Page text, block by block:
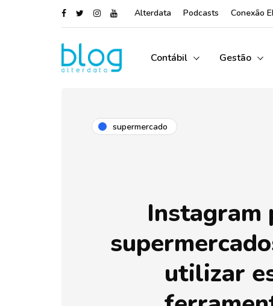
Alterdata Podcasts Conexão
Contábil Gestão
supermercado
Instagram
utilizar